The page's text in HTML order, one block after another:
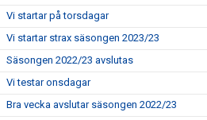
Vi startar på torsdagar
Vi startar strax säsongen 2023/23
Säsongen 2022/23 avslutas
Vi testar onsdagar
Bra vecka avslutar säsongen 2022/23